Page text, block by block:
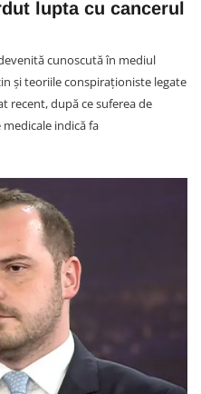
lupta cu cancerul
cunoscută în mediul
și teoriile conspiraționiste legate
recent, după ce suferea de
indică fa